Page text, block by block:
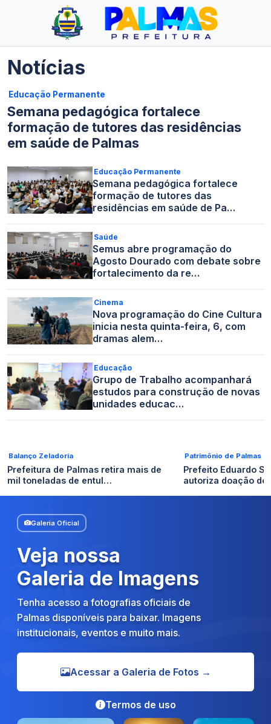
Notícias
Educação Permanente
Semana pedagógica fortalece
formação de tutores das residências
em saúde de Palmas
Educação Permanente
Semana pedagógica fortalece
formação de tutores das
residências em saúde de Pa…
Saúde
Semus abre programação do
Agosto Dourado com debate sobre
fortalecimento da re…
Cinema
Nova programação do Cine Cultura
inicia nesta quinta-feira, 6, com
dramas alem…
Educação
Grupo de Trabalho acompanhará
estudos para construção de novas
unidades educac…
Balanço Zeladoria
Prefeitura de Palmas retira mais de
mil toneladas de entul…
Patrimônio de Palmas
Prefeito Eduardo
autoriza doação
Galeria Oficial
Veja nossa
Galeria de Imagens
Tenha acesso a fotografias oficiais de
Palmas disponíveis para baixar. Imagens
institucionais, eventos e muito mais.
Termos de uso
Acessar a Galeria de Fotos →